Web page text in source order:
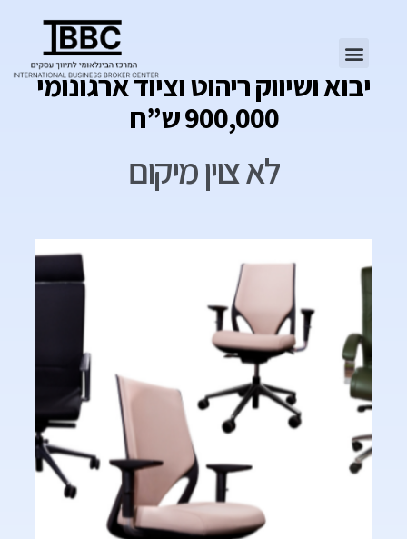
יבוא ושיווק ריהוט וציוד ארגונומי
900,000 ש”ח
לא צוין מיקום